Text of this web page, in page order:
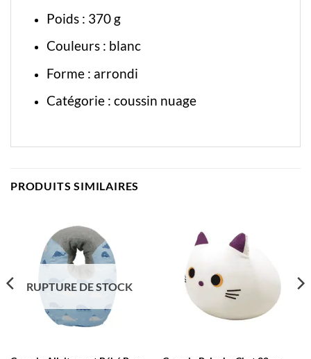
Poids : 370 g
Couleurs : blanc
Forme : arrondi
Catégorie : coussin nuage
PRODUITS SIMILAIRES
RUPTURE DE STOCK